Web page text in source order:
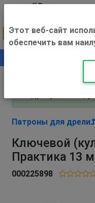
Внимание! С 3
Патроны для дрели
Ключевой
Практика 13
000225898
Этот веб-сайт
обеспечить вам